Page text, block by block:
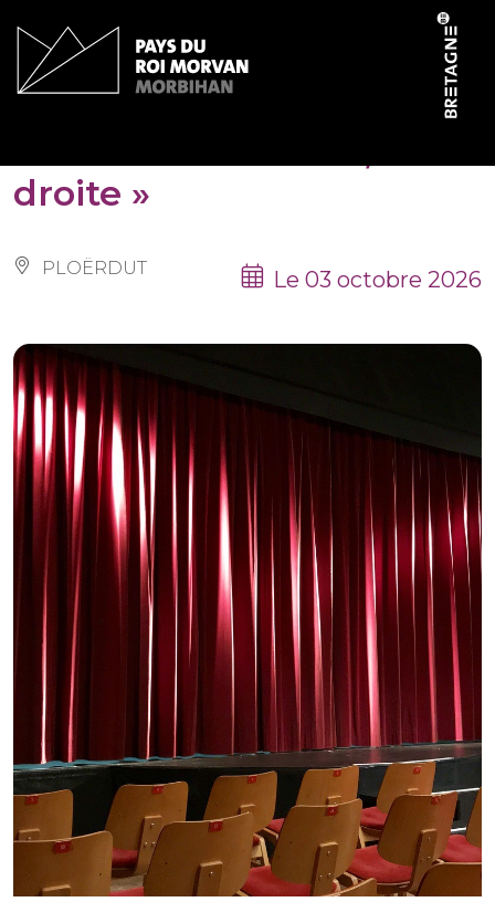
droite »
PLOËRDUT Le 03 octobre 2026